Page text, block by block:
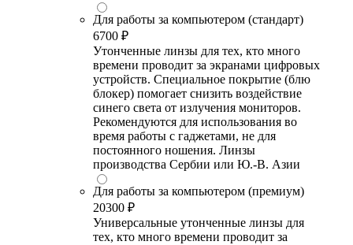
Для работы за компьютером (стандарт)
6700 ₽
Утонченные линзы для тех, кто много
времени проводит за экранами цифровых
устройств. Специальное покрытие (блю
блокер) помогает снизить воздействие
синего света от излучения мониторов.
Рекомендуются для использования во
время работы с гаджетами, не для
постоянного ношения. Линзы
производства Сербии или Ю.-В. Азии
Для работы за компьютером (премиум)
20300 ₽
Универсальные утонченные линзы для
тех, кто много времени проводит за